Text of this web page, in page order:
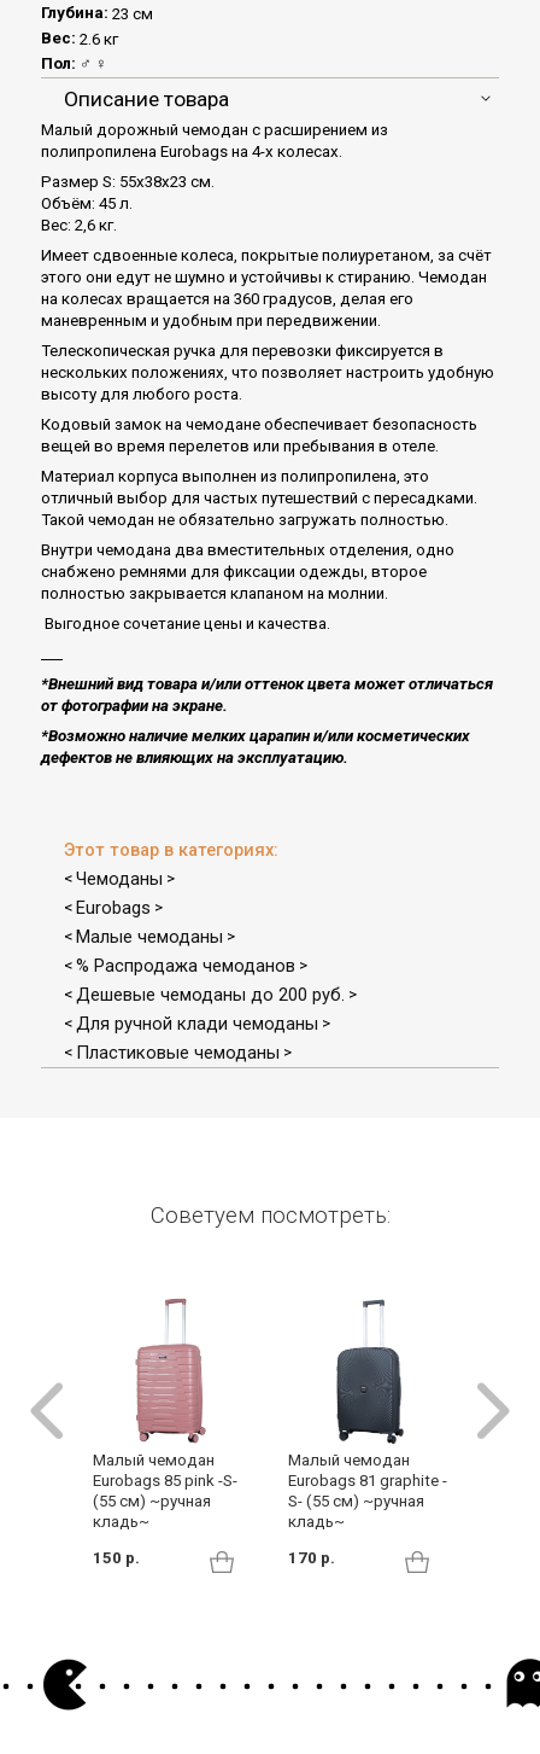
Глубина: 23 см
Вес: 2.6 кг
Пол: ♂ ♀
Описание товара
Малый дорожный чемодан с расширением из
полипропилена Eurobags на 4-х колесах.
Размер S: 55x38x23 см.
Объём: 45 л.
Вес: 2,6 кг.
Имеет сдвоенные колеса, покрытые полиуретаном, за счёт
этого они едут не шумно и устойчивы к стиранию. Чемодан
на колесах вращается на 360 градусов, делая его
маневренным и удобным при передвижении.
Телескопическая ручка для перевозки фиксируется в
нескольких положениях, что позволяет настроить удобную
высоту для любого роста.
Кодовый замок на чемодане обеспечивает безопасность
вещей во время перелетов или пребывания в отеле.
Материал корпуса выполнен из полипропилена, это
отличный выбор для частых путешествий с пересадками.
Такой чемодан не обязательно загружать полностью.
Внутри чемодана два вместительных отделения, одно
снабжено ремнями для фиксации одежды, второе
полностью закрывается клапаном на молнии.
Выгодное сочетание цены и качества.
*Внешний вид товара и/или оттенок цвета может отличаться
от фотографии на экране.
*Возможно наличие мелких царапин и/или косметических
дефектов не влияющих на эксплуатацию​.
Этот товар в категориях:
< Чемоданы >
< Eurobags >
< Малые чемоданы >
< % Распродажа чемоданов >
< Дешевые чемоданы до 200 руб. >
< Для ручной клади чемоданы >
< Пластиковые чемоданы >
Советуем посмотреть:
Малый чемодан
Eurobags 85 pink -S-
(55 см) ~ручная
кладь~
150 р.
Малый чемодан
Eurobags 81 graphite -
S- (55 см) ~ручная
кладь~
170 р.